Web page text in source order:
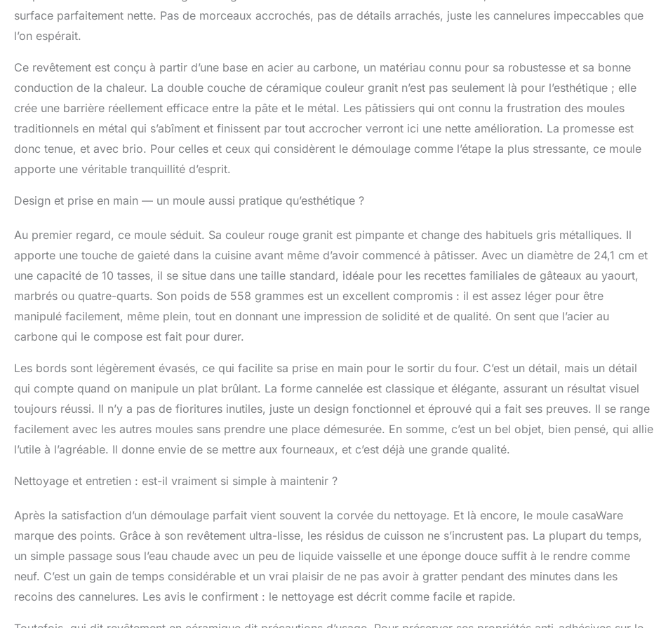
surface parfaitement nette. Pas de morceaux accrochés, pas de détails arrachés, juste les cannelures impeccables que
l’on espérait.
Ce revêtement est conçu à partir d’une base en acier au carbone, un matériau connu pour sa robustesse et sa bonne
conduction de la chaleur. La double couche de céramique couleur granit n’est pas seulement là pour l’esthétique ; elle
crée une barrière réellement efficace entre la pâte et le métal. Les pâtissiers qui ont connu la frustration des moules
traditionnels en métal qui s’abîment et finissent par tout accrocher verront ici une nette amélioration. La promesse est
donc tenue, et avec brio. Pour celles et ceux qui considèrent le démoulage comme l’étape la plus stressante, ce moule
apporte une véritable tranquillité d’esprit.
Design et prise en main — un moule aussi pratique qu’esthétique ?
Au premier regard, ce moule séduit. Sa couleur rouge granit est pimpante et change des habituels gris métalliques. Il
apporte une touche de gaieté dans la cuisine avant même d’avoir commencé à pâtisser. Avec un diamètre de 24,1 cm et
une capacité de 10 tasses, il se situe dans une taille standard, idéale pour les recettes familiales de gâteaux au yaourt,
marbrés ou quatre-quarts. Son poids de 558 grammes est un excellent compromis : il est assez léger pour être
manipulé facilement, même plein, tout en donnant une impression de solidité et de qualité. On sent que l’acier au
carbone qui le compose est fait pour durer.
Les bords sont légèrement évasés, ce qui facilite sa prise en main pour le sortir du four. C’est un détail, mais un détail
qui compte quand on manipule un plat brûlant. La forme cannelée est classique et élégante, assurant un résultat visuel
toujours réussi. Il n’y a pas de fioritures inutiles, juste un design fonctionnel et éprouvé qui a fait ses preuves. Il se range
facilement avec les autres moules sans prendre une place démesurée. En somme, c’est un bel objet, bien pensé, qui allie
l’utile à l’agréable. Il donne envie de se mettre aux fourneaux, et c’est déjà une grande qualité.
Nettoyage et entretien : est-il vraiment si simple à maintenir ?
Après la satisfaction d’un démoulage parfait vient souvent la corvée du nettoyage. Et là encore, le moule casaWare
marque des points. Grâce à son revêtement ultra-lisse, les résidus de cuisson ne s’incrustent pas. La plupart du temps,
un simple passage sous l’eau chaude avec un peu de liquide vaisselle et une éponge douce suffit à le rendre comme
neuf. C’est un gain de temps considérable et un vrai plaisir de ne pas avoir à gratter pendant des minutes dans les
recoins des cannelures. Les avis le confirment : le nettoyage est décrit comme facile et rapide.